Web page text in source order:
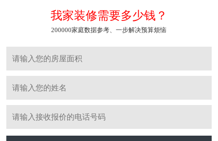
我家装修需要多少钱？
200000家庭数据参考、一步解决预算烦恼